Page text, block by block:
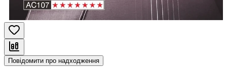
Повідомити про надходження